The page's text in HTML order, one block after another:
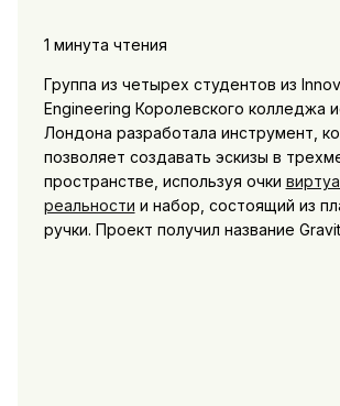
1 минута чтения
Группа из четырех студентов из
Engineering Королевского колледжа
Лондона разработала инструмент,
позволяет создавать эскизы в
пространстве, используя очки
реальности и набор, состоящий из
ручки. Проект получил название